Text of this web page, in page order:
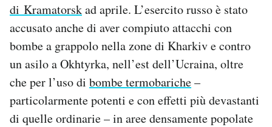
di Kramatorskad aprile. L’esercito russo è stato
accusato anche di aver compiuto attacchi con
bombe a grappolo nella zone di Kharkiv e contro
un asilo a Okhtyrka, nell’est dell’Ucraina, oltre
che per l’uso di bombe termobariche–
particolarmente potenti e con effetti più devastanti
di quelle ordinarie – in aree densamente popolate